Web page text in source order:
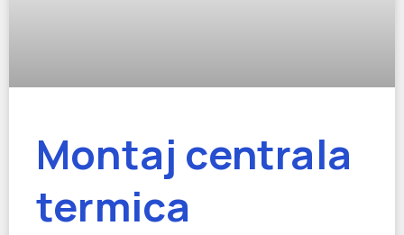
Montaj centrala
termica